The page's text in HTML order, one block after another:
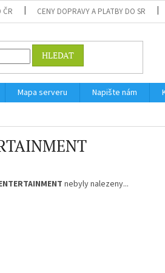
ČR CENY DOPRAVY A PLATBY DO SR
HLEDAT
Mapa serveru Napište nám
nebyly nalezeny...